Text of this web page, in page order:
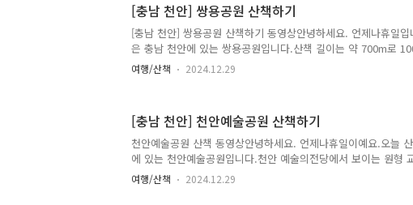
[충남 천안] 쌍용공원 산책하기
[충남 천안] 쌍용공원 산책하기 동영상안녕하세요. 언제나휴일입
은 충남 천안에 있는 쌍용공원입니다.산책 길이는 약 700m로
다.아쉬운 점은 공원 주차장이 없는 거예요. 체육시설을 이용하는
공원을 둘러싼 길로 산책하는 분들도 많아요.유명한 미술작품도
여행/산책 2024.12.29
[충남 천안] 천안예술공원 산책하기
천안예술공원 산책 동영상안녕하세요. 언제나휴일이예요.오늘
에 있는 천안예술공원입니다.천안 예술의전당에서 보이는 원형
안예술공원이예요.이번 산책은 12분 정도로 약 1Km(1500보 남
니다. 천안 예술의전당에서 출발합니다.천안예술의전당에서 횡단
여행/산책 2024.12.29